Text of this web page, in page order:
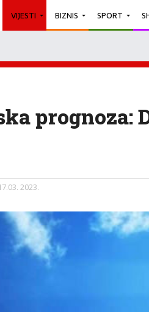
VIJESTI BIZNIS SPORT
prognoza:
2023.